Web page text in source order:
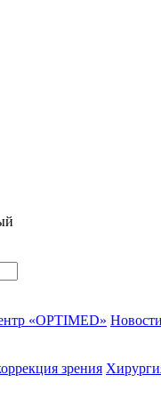
«OPTIMED»
зрения